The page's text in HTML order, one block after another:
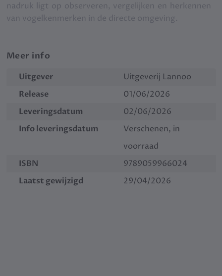
nadruk ligt op observeren, vergelijken en herkennen
van vogelkenmerken in de directe omgeving.
Meer info
Uitgever
Uitgeverij Lannoo
Release
01/06/2026
Leveringsdatum
02/06/2026
Info leveringsdatum
Verschenen, in
voorraad
ISBN
9789059966024
Laatst gewijzigd
29/04/2026